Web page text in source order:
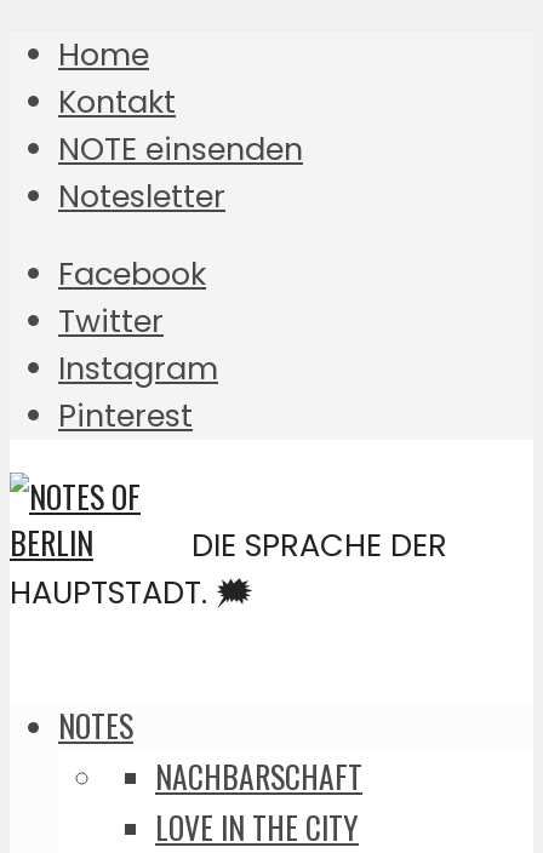
Home
Kontakt
NOTE einsenden
Notesletter
Facebook
Twitter
Instagram
Pinterest
DIE SPRACHE DER
HAUPTSTADT. 🗯️
NOTES
NACHBARSCHAFT
LOVE IN THE CITY